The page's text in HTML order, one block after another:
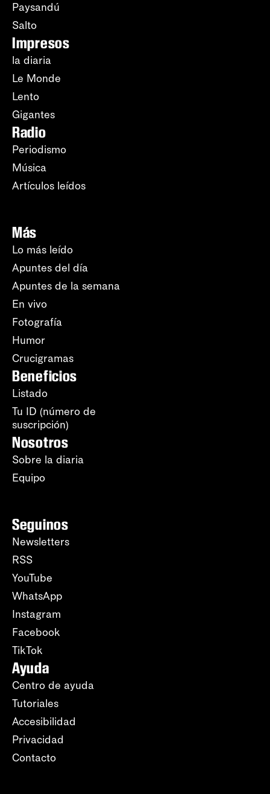
Paysandú
Salto
Impresos
la diaria
Le Monde
Lento
Gigantes
Radio
Periodismo
Música
Artículos leídos
Más
Lo más leído
Apuntes del día
Apuntes de la semana
En vivo
Fotografía
Humor
Crucigramas
Beneficios
Listado
Tu ID (número de
suscripción)
Nosotros
Sobre la diaria
Equipo
Seguinos
Newsletters
RSS
YouTube
WhatsApp
Instagram
Facebook
TikTok
Ayuda
Centro de ayuda
Tutoriales
Accesibilidad
Privacidad
Contacto